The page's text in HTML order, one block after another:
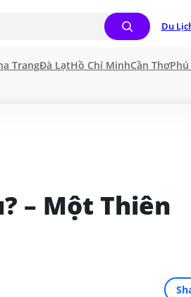
Du
TrangĐà LạtHồ Chí MinhCần Thơ
– Một Thiên